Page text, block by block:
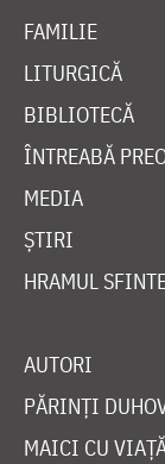
FAMILIE
LITURGICĂ
BIBLIOTECĂ
ÎNTREABĂ
MEDIA
ȘTIRI
HRAMUL
AUTORI
PĂRINȚI
MAICI CU